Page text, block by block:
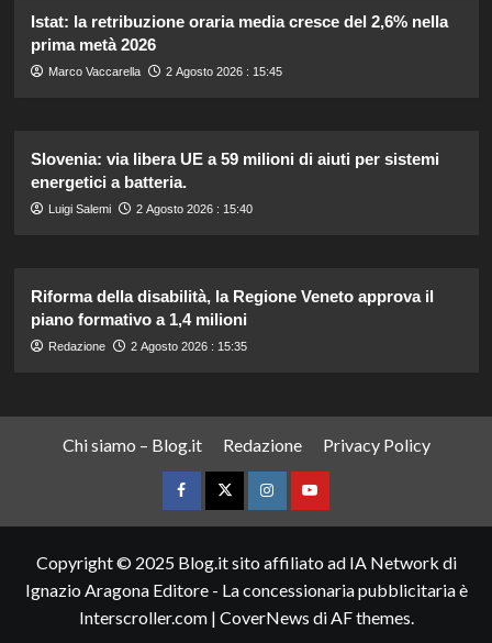
Istat: la retribuzione oraria media cresce del 2,6% nella
prima metà 2026
Marco Vaccarella 2 Agosto 2026 : 15:45
Slovenia: via libera UE a 59 milioni di aiuti per sistemi
energetici a batteria.
Luigi Salemi 2 Agosto 2026 : 15:40
Riforma della disabilità, la Regione Veneto approva il
piano formativo a 1,4 milioni
Redazione 2 Agosto 2026 : 15:35
Chi siamo – Blog.it Redazione Privacy Policy
FacebookTwitterInstagramYouTube
Copyright © 2025 Blog.it sito affiliato ad IA Network di
Ignazio Aragona Editore - La concessionaria pubblicitaria è
Interscroller.com | CoverNews di AF themes.